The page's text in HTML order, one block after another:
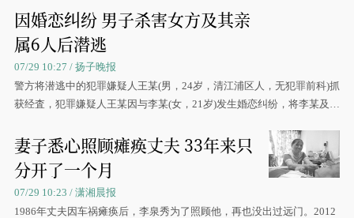
因婚恋纠纷 男子杀害女方及其亲
属6人后潜逃
07/29 10:27 / 扬子晚报
警方将潜逃中的犯罪嫌疑人王某(男，24岁，清江浦区人，无犯罪前科)抓
获经査，犯罪嫌疑人王某因与李某(女，21岁)发生婚恋纠纷，将李某及其
妻子悉心照顾瘫痪丈夫 33年来只
分开了一个月
07/29 10:23 / 潇湘晨报
1986年丈夫因车祸瘫痪后，李泉秀为了照顾他，再也没出过远门。2012